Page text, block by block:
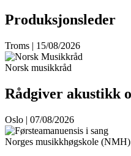
Produksjonsleder
Troms | 15/08/2026
Norsk musikkråd
Rådgiver akustikk
Oslo | 07/08/2026
Norges musikkhøgskole (NMH)